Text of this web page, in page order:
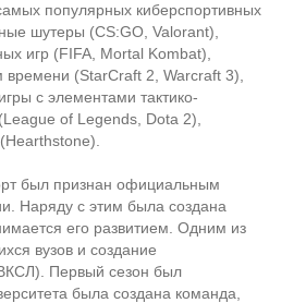
популярных киберспортивных
шутеры (CS:GO, Valorant),
игр (FIFA, Mortal Kombat),
времени (StarCraft 2, Warcraft 3),
с элементами тактико-
of Legends, Dota 2),
был признан официальным
Наряду с этим была создана
его развитием. Одним из
вузов и создание
Первый сезон был
была создана команда,